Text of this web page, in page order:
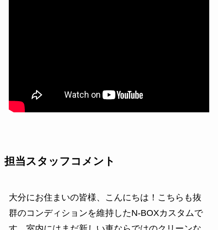
担当スタッフコメント
大分にお住まいの皆様、こんにちは！こちらも抜
群のコンディションを維持したN-BOXカスタムで